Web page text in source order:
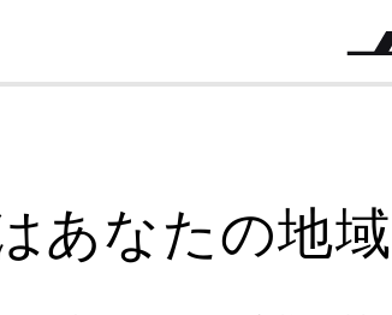
あなたの地